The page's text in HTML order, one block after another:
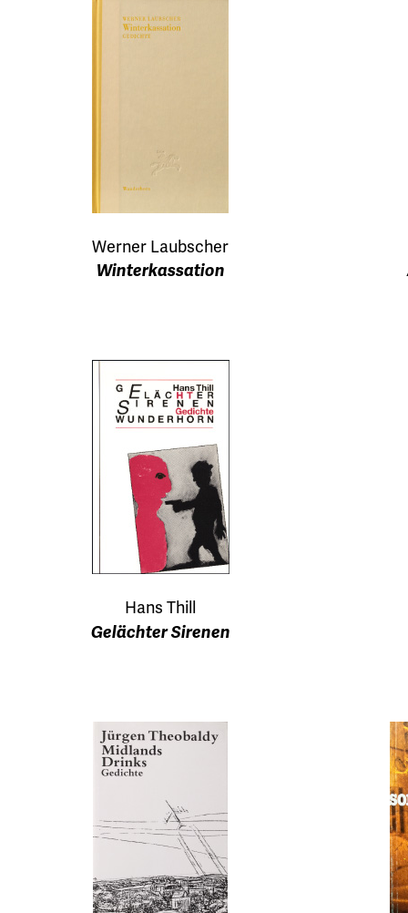
Werner Laubscher
Winterkassation
Hans Thill
Gelächter Sirenen